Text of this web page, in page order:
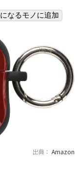
なるモノに追加
出典： Amazon